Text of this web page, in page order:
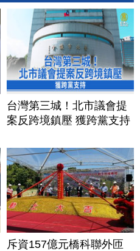
台灣第三城！北市議會提
案反跨境鎮壓 獲跨黨支持
斥資157億元橋科聯外匝